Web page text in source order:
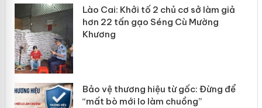
Lào Cai: Khởi tố 2 chủ cơ sở làm giả
hơn 22 tấn gạo Séng Cù Mường
Khương
Bảo vệ thương hiệu từ gốc: Đừng để
“mất bò mới lo làm chuồng”